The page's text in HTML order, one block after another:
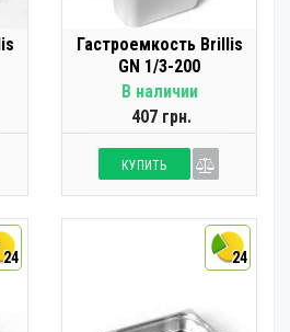
Гастроемкость Brillis
GN 1/3-200
В наличии
407 грн.
КУПИТЬ
24 24